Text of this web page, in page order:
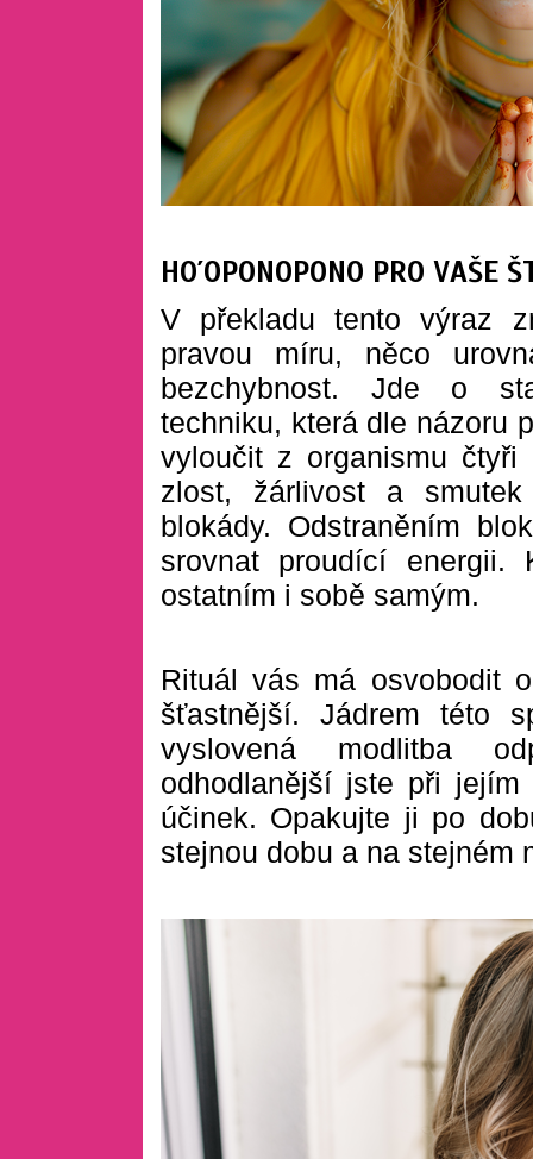
HO´OPONOPONO PRO VAŠE
V překladu tento výraz
pravou míru, něco
bezchybnost. Jde o
techniku, která dle názoru
vyloučit z organismu
zlost, žárlivost a
blokády. Odstraněním
srovnat proudící energii.
ostatním i
Rituál vás má osvobodit
šťastnější. Jádrem této
vyslovená modlitba
odhodlanější jste při
účinek. Opakujte ji po
stejnou dobu a na stejném